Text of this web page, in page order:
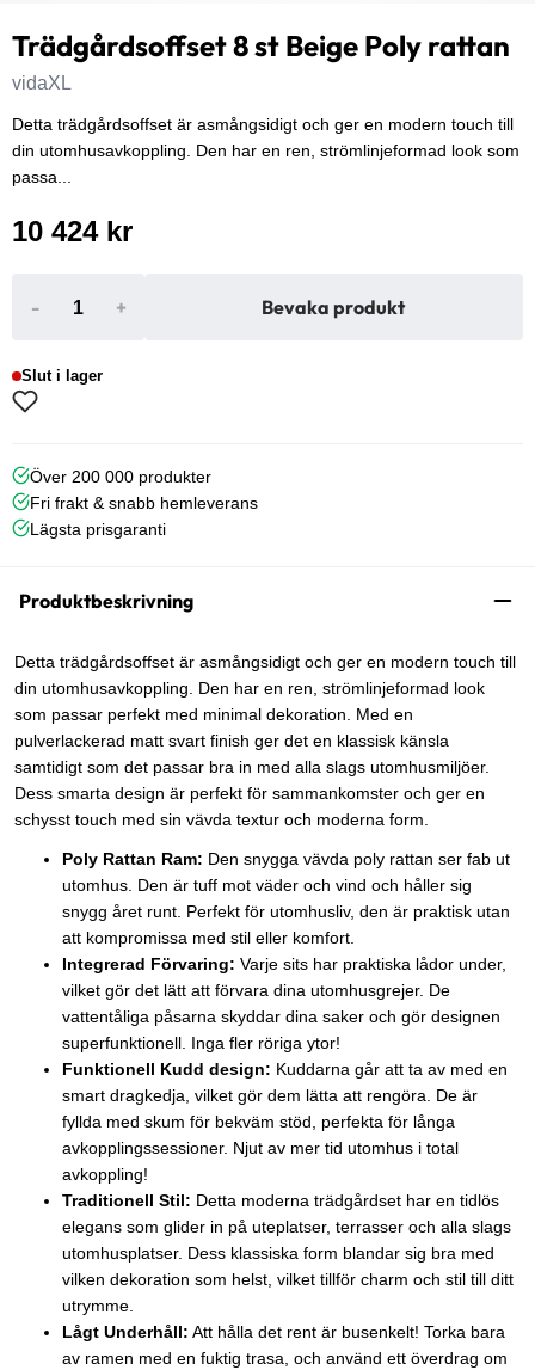
Trädgårdsoffset 8 st Beige Poly rattan
vidaXL
Detta trädgårdsoffset är asmångsidigt och ger en modern touch till
din utomhusavkoppling. Den har en ren, strömlinjeformad look som
passa...
10 424 kr
- + Bevaka produkt
Slut i lager
Över 200 000 produkter
Fri frakt & snabb hemleverans
Lägsta prisgaranti
Produktbeskrivning
Detta trädgårdsoffset är asmångsidigt och ger en modern touch till
din utomhusavkoppling. Den har en ren, strömlinjeformad look
som passar perfekt med minimal dekoration. Med en
pulverlackerad matt svart finish ger det en klassisk känsla
samtidigt som det passar bra in med alla slags utomhusmiljöer.
Dess smarta design är perfekt för sammankomster och ger en
schysst touch med sin vävda textur och moderna form.
Poly Rattan Ram: Den snygga vävda poly rattan ser fab ut
utomhus. Den är tuff mot väder och vind och håller sig
snygg året runt. Perfekt för utomhusliv, den är praktisk utan
att kompromissa med stil eller komfort.
Integrerad Förvaring: Varje sits har praktiska lådor under,
vilket gör det lätt att förvara dina utomhusgrejer. De
vattentåliga påsarna skyddar dina saker och gör designen
superfunktionell. Inga fler röriga ytor!
Funktionell Kudd design: Kuddarna går att ta av med en
smart dragkedja, vilket gör dem lätta att rengöra. De är
fyllda med skum för bekväm stöd, perfekta för långa
avkopplingssessioner. Njut av mer tid utomhus i total
avkoppling!
Traditionell Stil: Detta moderna trädgårdset har en tidlös
elegans som glider in på uteplatser, terrasser och alla slags
utomhusplatser. Dess klassiska form blandar sig bra med
vilken dekoration som helst, vilket tillför charm och stil till ditt
utrymme.
Lågt Underhåll: Att hålla det rent är busenkelt! Torka bara
av ramen med en fuktig trasa, och använd ett överdrag om